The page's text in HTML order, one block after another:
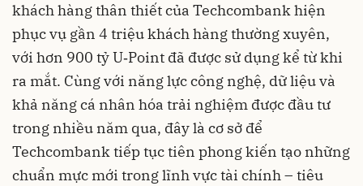
khách hàng thân thiết của Techcombank hiện
phục vụ gần 4 triệu khách hàng thường xuyên,
với hơn 900 tỷ U‑Point đã được sử dụng kể từ khi
ra mắt. Cùng với năng lực công nghệ, dữ liệu và
khả năng cá nhân hóa trải nghiệm được đầu tư
trong nhiều năm qua, đây là cơ sở để
Techcombank tiếp tục tiên phong kiến tạo những
chuẩn mực mới trong lĩnh vực tài chính – tiêu